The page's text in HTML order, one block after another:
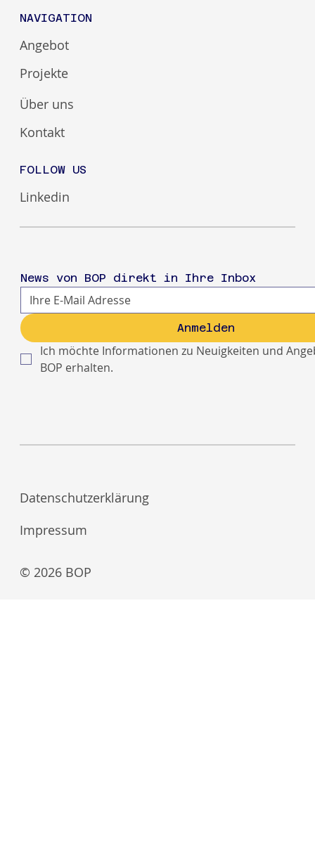
NAVIGATION
Angebot
Projekte
Über uns
Kontakt
FOLLOW US
Linkedin
News von BOP direkt in Ihre Inbox
Anmelden
Ich möchte Informationen zu Neuigkeiten und
BOP erhalten.
Datenschutzerklärung
Impressum
© 2026 BOP